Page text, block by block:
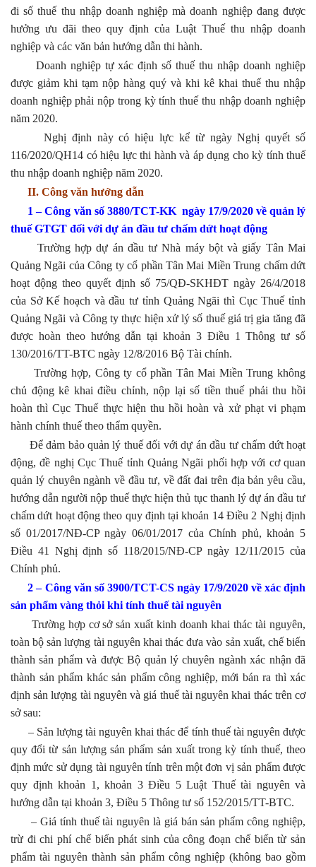
đi số thuế thu nhập doanh nghiệp mà doanh nghiệp đang được
hưởng ưu đãi theo quy định của Luật Thuế thu nhập doanh
nghiệp và các văn bản hướng dẫn thi hành.
Doanh nghiệp tự xác định số thuế thu nhập doanh nghiệp
được giảm khi tạm nộp hàng quý và khi kê khai thuế thu nhập
doanh nghiệp phải nộp trong kỳ tính thuế thu nhập doanh nghiệp
năm 2020.
Nghị định này có hiệu lực kể từ ngày Nghị quyết số
116/2020/QH14 có hiệu lực thi hành và áp dụng cho kỳ tính thuế
thu nhập doanh nghiệp năm 2020.
II. Công văn hướng dẫn
1 – Công văn số 3880/TCT-KK ngày 17/9/2020 về quản lý
thuế GTGT đối với dự án đầu tư chấm dứt hoạt động
Trường hợp dự án đầu tư Nhà máy bột và giấy Tân Mai
Quảng Ngãi của Công ty cổ phần Tân Mai Miền Trung chấm dứt
hoạt động theo quyết định số 75/QĐ-SKHĐT ngày 26/4/2018
của Sở Kế hoạch và đầu tư tỉnh Quảng Ngãi thì Cục Thuế tỉnh
Quảng Ngãi và Công ty thực hiện xử lý số thuế giá trị gia tăng đã
được hoàn theo hướng dẫn tại khoản 3 Điều 1 Thông tư số
130/2016/TT-BTC ngày 12/8/2016 Bộ Tài chính.
Trường hợp, Công ty cổ phần Tân Mai Miền Trung không
chủ động kê khai điều chỉnh, nộp lại số tiền thuế phải thu hồi
hoàn thì Cục Thuế thực hiện thu hồi hoàn và xử phạt vi phạm
hành chính thuế theo thẩm quyền.
Để đảm bảo quản lý thuế đối với dự án đầu tư chấm dứt hoạt
động, đề nghị Cục Thuế tỉnh Quảng Ngãi phối hợp với cơ quan
quản lý chuyên ngành về đầu tư, về đất đai trên địa bản yêu cầu,
hướng dẫn người nộp thuế thực hiện thủ tục thanh lý dự án đầu tư
chấm dứt hoạt động theo quy định tại khoản 14 Điều 2 Nghị định
số 01/2017/NĐ-CP ngày 06/01/2017 của Chính phủ, khoản 5
Điều 41 Nghị định số 118/2015/NĐ-CP ngày 12/11/2015 của
Chính phủ.
2 – Công văn số 3900/TCT-CS ngày 17/9/2020 về xác định
sản phẩm vàng thỏi khi tính thuế tài nguyên
Trường hợp cơ sở sản xuất kinh doanh khai thác tài nguyên,
toàn bộ sản lượng tài nguyên khai thác đưa vào sản xuất, chế biến
thành sản phẩm và được Bộ quản lý chuyên ngành xác nhận đã
thành sản phẩm khác sản phẩm công nghiệp, mới bán ra thì xác
định sản lượng tài nguyên và giá thuế tài nguyên khai thác trên cơ
sở sau:
– Sản lượng tài nguyên khai thác để tính thuế tài nguyên được
quy đổi từ sản lượng sản phẩm sản xuất trong kỳ tính thuế, theo
định mức sử dụng tài nguyên tính trên một đơn vị sản phẩm được
quy định khoản 1, khoản 3 Điều 5 Luật Thuế tài nguyên và
hướng dẫn tại khoản 3, Điều 5 Thông tư số 152/2015/TT-BTC.
– Giá tính thuế tài nguyên là giá bán sản phẩm công nghiệp,
trừ đi chi phí chế biến phát sinh của công đoạn chế biến từ sản
phẩm tài nguyên thành sản phẩm công nghiệp (không bao gồm